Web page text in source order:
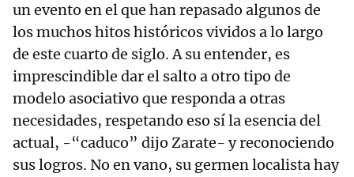
un evento en el que han repasado algunos de
los muchos hitos históricos vividos a lo largo
de este cuarto de siglo. A su entender, es
imprescindible dar el salto a otro tipo de
modelo asociativo que responda a otras
necesidades, respetando eso sí la esencia del
actual, -“caduco” dijo Zarate- y reconociendo
sus logros. No en vano, su germen localista hay